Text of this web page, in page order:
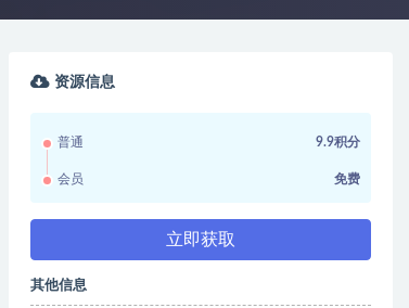
资源信息
普通 9.9积分
会员 免费
立即获取
其他信息